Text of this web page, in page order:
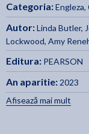
Categoria:Engleza,
Autor:Linda Butler,
Lockwood, Amy
Editura: PEARSON
An aparitie: 2023
Afisează mai mult